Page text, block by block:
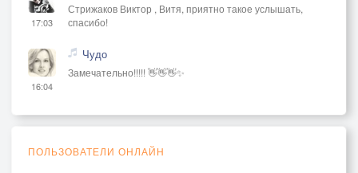
17:03
Стрижаков Виктор , Витя, приятно такое услышать,
спасибо!
16:04
Чудо
Замечательно!!!!! 👋👋👋✨
ПОЛЬЗОВАТЕЛИ ОНЛАЙН